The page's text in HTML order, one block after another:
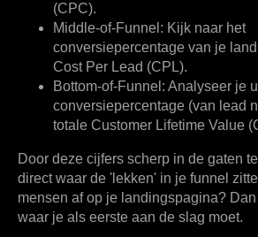
(CPC).
Middle-of-Funnel: Kijk naar het
conversiepercentage van je
Cost Per Lead (CPL).
Bottom-of-Funnel: Analyseer je
conversiepercentage (van lead
totale Customer Lifetime Value
Door deze cijfers scherp in de gaten
direct waar de 'lekken' in je funnel
mensen af op je landingspagina?
waar je als eerste aan de slag moet.